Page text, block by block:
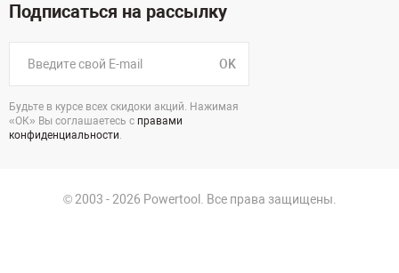
Подписаться на рассылку
OK
Будьте в курсе всех скидоки акций. Нажимая
«ОК» Вы соглашаетесь с правами
конфиденциальности.
© 2003 - 2026 Powertool. Все права защищены.